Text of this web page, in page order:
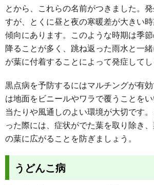
とから、これらの名前がつきました。
すが、とくに昼と夜の寒暖差が大きい
傾向にあります。このような時期は季
降ることが多く、跳ね返った雨水と一
が葉に付着することによって発症してし
黒点病を予防するにはマルチングが有
は地面をビニールやワラで覆うことを
当たりや風通しのよい環境が大切です
った際には、症状がでた葉を取り除き
の葉に広がることを防ぎましょう。
うどんこ病